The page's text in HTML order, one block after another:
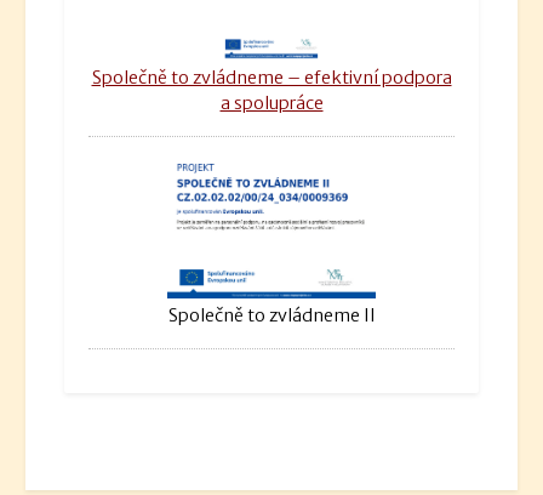
Společně to zvládneme – efektivní podpora
a spolupráce
Společně to zvládneme II